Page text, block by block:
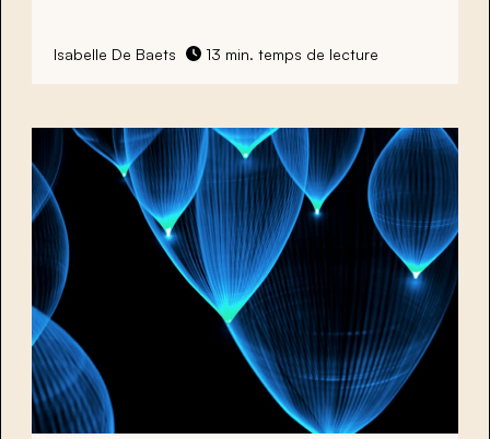
Isabelle De Baets 13 min. temps de lecture